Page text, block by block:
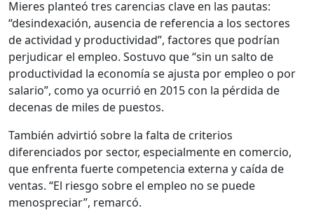
Mieres planteó tres carencias clave en las pautas:
“desindexación, ausencia de referencia a los sectores
de actividad y productividad”, factores que podrían
perjudicar el empleo. Sostuvo que “sin un salto de
productividad la economía se ajusta por empleo o por
salario”, como ya ocurrió en 2015 con la pérdida de
decenas de miles de puestos.
También advirtió sobre la falta de criterios
diferenciados por sector, especialmente en comercio,
que enfrenta fuerte competencia externa y caída de
ventas. “El riesgo sobre el empleo no se puede
menospreciar”, remarcó.